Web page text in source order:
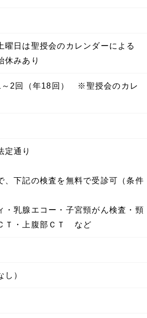
曜日は聖授会のカレンダーによる
休みあり
2回（年18回） ※聖授会のカレ
定通り
、下記の検査を無料で受診可（条件
乳腺エコー・子宮頸がん検査・頸
Ｔ・上腹部ＣＴ など
）